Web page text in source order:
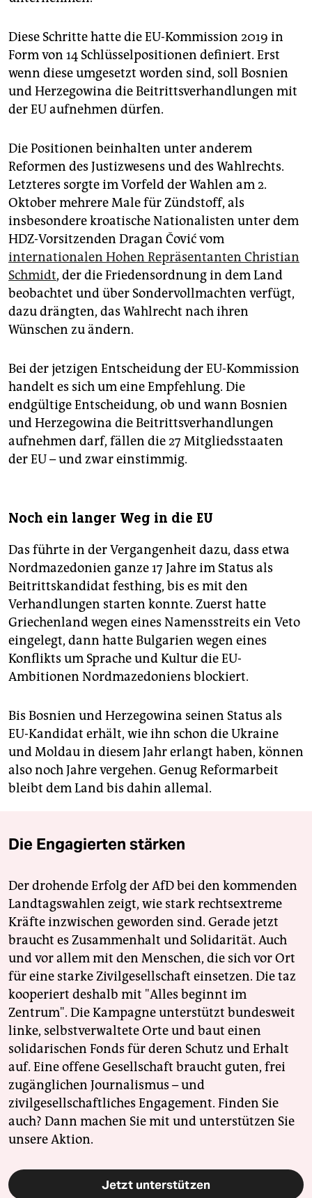
Diese Schritte hatte die EU-Kommission 2019 in
Form von 14 Schlüsselpositionen definiert. Erst
wenn diese umgesetzt worden sind, soll Bosnien
und Herzegowina die Beitrittsverhandlungen mit
der EU aufnehmen dürfen.
Die Positionen beinhalten unter anderem
Reformen des Justizwesens und des Wahlrechts.
Letzteres sorgte im Vorfeld der Wahlen am 2.
Oktober mehrere Male für Zündstoff, als
insbesondere kroatische Nationalisten unter dem
HDZ-Vorsitzenden Dragan Čović vom
internationalen Hohen Repräsentanten Christian
Schmidt, der die Friedensordnung in dem Land
beobachtet und über Sondervollmachten verfügt,
dazu drängten, das Wahlrecht nach ihren
Wünschen zu ändern.
Bei der jetzigen Entscheidung der EU-Kommission
handelt es sich um eine Empfehlung. Die
endgültige Entscheidung, ob und wann Bosnien
und Herzegowina die Beitrittsverhandlungen
aufnehmen darf, fällen die 27 Mitgliedsstaaten
der EU – und zwar einstimmig.
Noch ein langer Weg in die EU
Das führte in der Vergangenheit dazu, dass etwa
Nordmazedonien ganze 17 Jahre im Status als
Beitrittskandidat festhing, bis es mit den
Verhandlungen starten konnte. Zuerst hatte
Griechenland wegen eines Namensstreits ein Veto
eingelegt, dann hatte Bulgarien wegen eines
Konflikts um Sprache und Kultur die EU-
Ambitionen Nordmazedoniens blockiert.
Bis Bosnien und Herzegowina seinen Status als
EU-Kandidat erhält, wie ihn schon die Ukraine
und Moldau in diesem Jahr erlangt haben, können
also noch Jahre vergehen. Genug Reformarbeit
bleibt dem Land bis dahin allemal.
Die Engagierten stärken
Der drohende Erfolg der AfD bei den kommenden
Landtagswahlen zeigt, wie stark rechtsextreme
Kräfte inzwischen geworden sind. Gerade jetzt
braucht es Zusammenhalt und Solidarität. Auch
und vor allem mit den Menschen, die sich vor Ort
für eine starke Zivilgesellschaft einsetzen. Die taz
kooperiert deshalb mit "Alles beginnt im
Zentrum". Die Kampagne unterstützt bundesweit
linke, selbstverwaltete Orte und baut einen
solidarischen Fonds für deren Schutz und Erhalt
auf. Eine offene Gesellschaft braucht guten, frei
zugänglichen Journalismus – und
zivilgesellschaftliches Engagement. Finden Sie
auch? Dann machen Sie mit und unterstützen Sie
unsere Aktion.
Jetzt unterstützen